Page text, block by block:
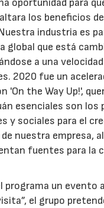
oportunidad para
los beneficios
industria es
global que está
a una
2020 fue un
'On the Way Up!',
esenciales son los
y sociales para el
nuestra empresa,
fuentes para la
programa un evento
el grupo